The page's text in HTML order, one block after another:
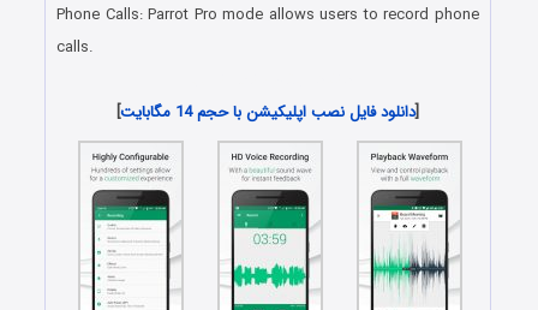
Phone Calls: Parrot Pro mode allows users to record phone
calls.
[دانلود فایل نصب اپلیکیشن با حجم 14 مگابایت ]